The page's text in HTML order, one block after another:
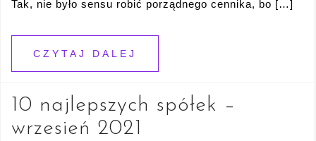
Tak, nie było sensu robić porządnego cennika, bo […]
CZYTAJ DALEJ
10 najlepszych spółek –
wrzesień 2021